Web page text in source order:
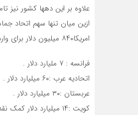
علاوه بر این دهها کشور
ازین میان تنها سهم اتحاد جماهیر شوروی ۸
امریکا۸۴۰ میلیون دلار برای واردات مواد غذایی به عراق و نیز یکمیلیارد دلار برای خرید سلاح دراختیارصدام قرار داد .
فرانسه : ۷ ملیارد دلار .
اتحادیه عرب :۶۰ میلیارد دلار .
عربستان :۳۰ میلیارد دلار .
کویت :۱۴ میلیارد دلار کمک نقدی و ۱۶ میلیارد کمک خدماتی .